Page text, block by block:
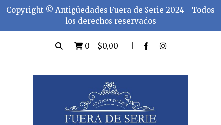
Copyright ©️ Antigüedades Fuera de Serie 2024 - Todos
los derechos reservados
0 - $0,00